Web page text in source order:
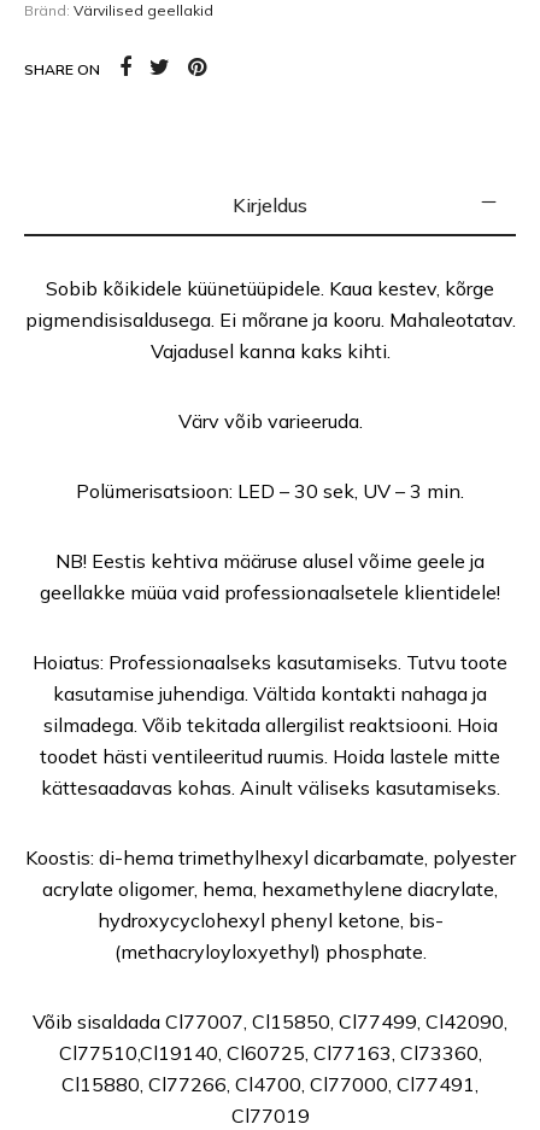
Bränd: Värvilised geellakid
SHARE ON
Kirjeldus
Sobib kõikidele küünetüüpidele. Kaua kestev, kõrge
pigmendisisaldusega. Ei mõrane ja kooru. Mahaleotatav.
Vajadusel kanna kaks kihti.
Värv võib varieeruda.
Polümerisatsioon: LED – 30 sek, UV – 3 min.
NB! Eestis kehtiva määruse alusel võime geele ja
geellakke müüa vaid professionaalsetele klientidele!
Hoiatus: Professionaalseks kasutamiseks. Tutvu toote
kasutamise juhendiga. Vältida kontakti nahaga ja
silmadega. Võib tekitada allergilist reaktsiooni. Hoia
toodet hästi ventileeritud ruumis. Hoida lastele mitte
kättesaadavas kohas. Ainult väliseks kasutamiseks.
Koostis: di-hema trimethylhexyl dicarbamate, polyester
acrylate oligomer, hema, hexamethylene diacrylate,
hydroxycyclohexyl phenyl ketone, bis-
(methacryloyloxyethyl) phosphate.
Võib sisaldada Cl77007, Cl15850, Cl77499, Cl42090,
Cl77510,Cl19140, Cl60725, Cl77163, Cl73360,
Cl15880, Cl77266, Cl4700, Cl77000, Cl77491,
Cl77019